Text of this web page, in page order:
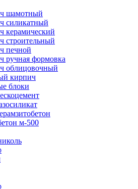
шамотный
силикатный
керамический
строительный
печной
ручная формовка
облицовочный
кирпич
блоки
м-500